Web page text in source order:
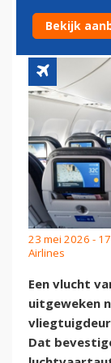
OP
23 mei 2026 -
Airlines
Een vlucht
uitgeweken
Dat
Bekijk